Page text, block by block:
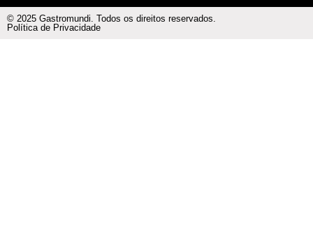
© 2025 Gastromundi. Todos os direitos reservados.
Política de Privacidade